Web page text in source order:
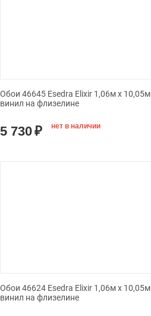
Обои 46645 Esedra Elixir 1,06м х 10,05м
винил на флизелине
5 730₽ нет в наличии
Обои 46624 Esedra Elixir 1,06м х 10,05м
винил на флизелине